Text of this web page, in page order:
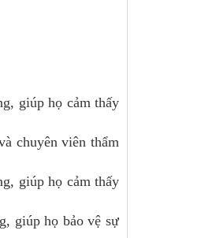
giúp họ cảm thấy
chuyên viên thẩm
giúp họ cảm thấy
giúp họ bảo vệ sự